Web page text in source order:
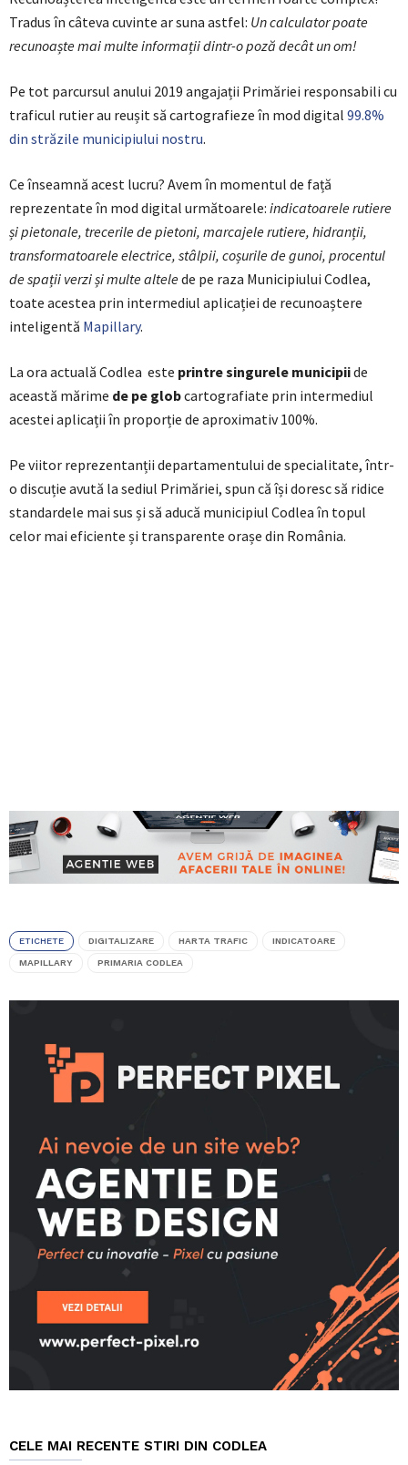
Tradus în câteva cuvinte ar suna astfel: Un calculator poate
recunoaște mai multe informații dintr-o poză decât un om!
Pe tot parcursul anului 2019 angajații Primăriei responsabili cu
traficul rutier au reușit să cartografieze în mod digital 99.8%
din străzile municipiului nostru.
Ce înseamnă acest lucru? Avem în momentul de față
reprezentate în mod digital următoarele: indicatoarele rutiere
și pietonale, trecerile de pietoni, marcajele rutiere, hidranții,
transformatoarele electrice, stâlpii, coșurile de gunoi, procentul
de spații verzi și multe altelede pe raza Municipiului Codlea,
toate acestea prin intermediul aplicației de recunoaștere
inteligentă Mapillary.
La ora actuală Codlea este printre singurele municipiide
această mărime de pe globcartografiate prin intermediul
acestei aplicații în proporție de aproximativ 100%.
Pe viitor reprezentanții departamentului de specialitate, într-
o discuție avută la sediul Primăriei, spun că își doresc să ridice
standardele mai sus și să aducă municipiul Codlea în topul
celor mai eficiente și transparente orașe din România.
ETICHETE DIGITALIZARE HARTA TRAFIC INDICATOARE
MAPILLARY PRIMARIA CODLEA
CELE MAI RECENTE STIRI DIN CODLEA